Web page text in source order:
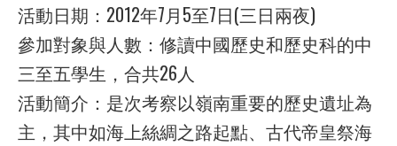
活動日期：2012年7月5至7日(三日兩夜)
參加對象與人數：修讀中國歷史和歷史科的中
三至五學生，合共26人
活動簡介：是次考察以嶺南重要的歷史遺址為
主，其中如海上絲綢之路起點、古代帝皇祭海